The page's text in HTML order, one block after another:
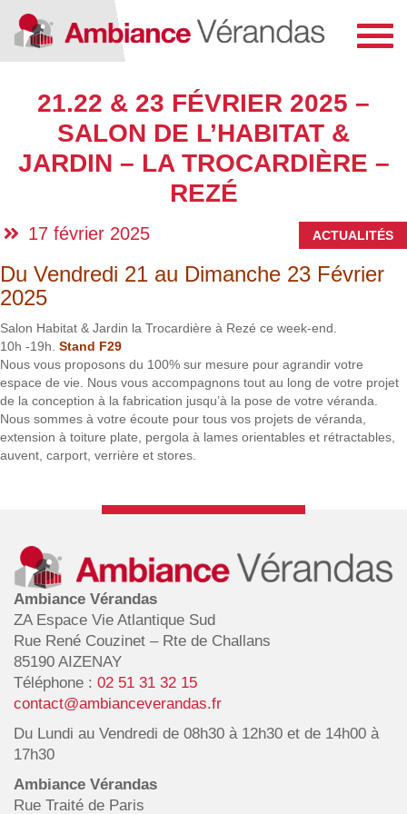
21.22 & 23 FÉVRIER 2025 –
SALON DE L’HABITAT &
JARDIN – LA TROCARDIÈRE –
REZÉ
17 février 2025 ACTUALITÉS
Du Vendredi 21 au Dimanche 23 Février
2025
Salon Habitat & Jardin la Trocardière à Rezé ce week-end.
10h -19h. Stand F29
Nous vous proposons du 100% sur mesure pour agrandir votre
espace de vie. Nous vous accompagnons tout au long de votre projet
de la conception à la fabrication jusqu’à la pose de votre véranda.
Nous sommes à votre écoute pour tous vos projets de véranda,
extension à toiture plate, pergola à lames orientables et rétractables,
auvent, carport, verrière et stores.
Ambiance Vérandas
ZA Espace Vie Atlantique Sud
Rue René Couzinet – Rte de Challans
85190 AIZENAY
Téléphone : 02 51 31 32 15
contact@ambianceverandas.fr
Du Lundi au Vendredi de 08h30 à 12h30 et de 14h00 à
17h30
Ambiance Vérandas
Rue Traité de Paris